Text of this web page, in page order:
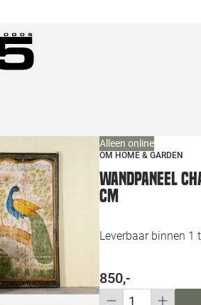
Alleen online
OM HOME & GARDEN
Wandpaneel
cm
Leverbaar binnen 1
850,-